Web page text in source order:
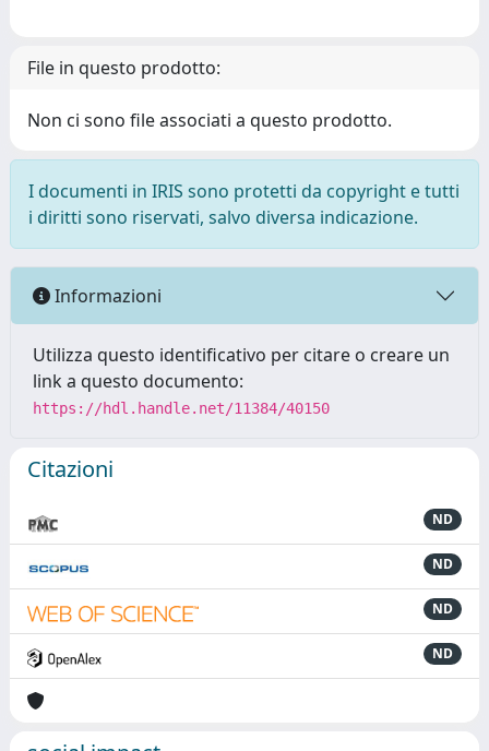
File in questo prodotto:
Non ci sono file associati a questo prodotto.
I documenti in IRIS sono protetti da copyright e tutti
i diritti sono riservati, salvo diversa indicazione.
Informazioni
Utilizza questo identificativo per citare o creare un
link a questo documento:
https://hdl.handle.net/11384/40150
Citazioni
ND
ND
ND
ND